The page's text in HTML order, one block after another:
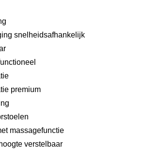
snelheidsafhankelijk
premium
massagefunctie
verstelbaar